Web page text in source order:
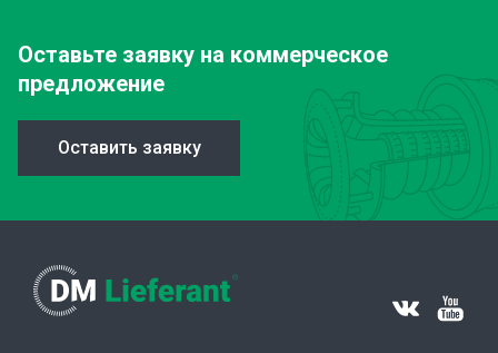
Оставьте заявку на коммерческое
предложение
Оставить заявку